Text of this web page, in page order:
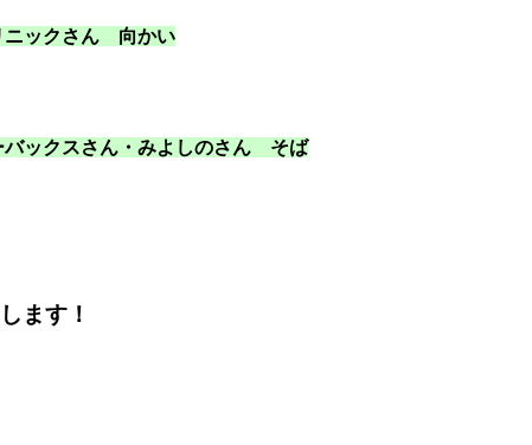
ニックさん 向かい
バックスさん・みよしのさん そば
ます！